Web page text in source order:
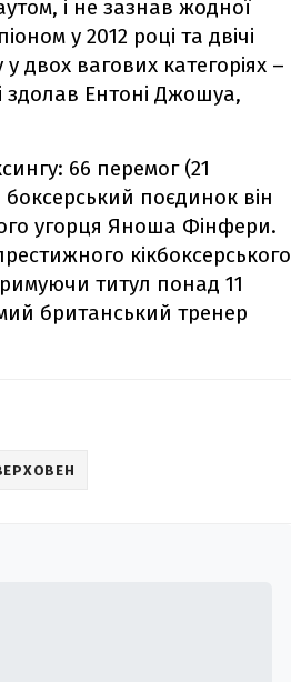
і не зазнав жодної
у 2012 році та двічі
двох вагових категоріях –
здолав Ентоні Джошуа,
66 перемог (21
поєдинок він
угорця Яноша Фінфери.
кікбоксерського
титул понад 11
британський тренер